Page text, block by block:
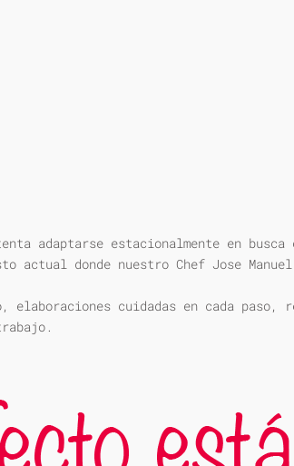
adaptarse estacionalmente en busca
actual donde nuestro Chef Jose
cuidadas en cada paso,